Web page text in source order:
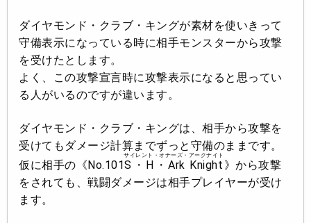
ダイヤモンド・クラブ・キングが素材を使いきって
守備表示になっている時に相手モンスターから攻撃
を受けたとします。
よく、
この攻撃宣言時に攻撃表示になると思ってい
る人がいるのですが違います。
ダイヤモンド・クラブ・キングは、相手から攻撃を
受けてもダメージ計算までずっと守備のままです。
仮に相手の《No.101S・H・Ark Knight
サイレント・オナーズ・アークナイト
》から攻撃
をされても、戦闘ダメージは相手プレイヤーが受け
ます。